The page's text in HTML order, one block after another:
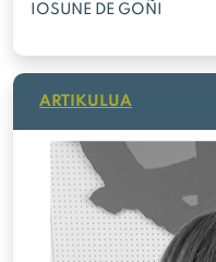
IOSUNE DE GOÑI
ARTIKULUA